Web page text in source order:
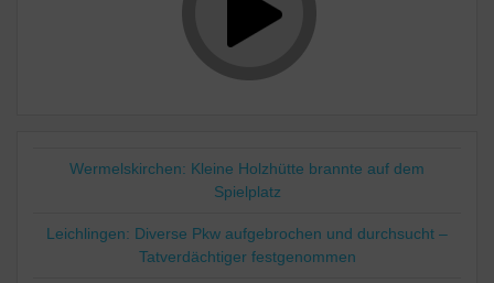
Wermelskirchen: Kleine Holzhütte brannte auf dem
Spielplatz
Leichlingen: Diverse Pkw aufgebrochen und durchsucht –
Tatverdächtiger festgenommen